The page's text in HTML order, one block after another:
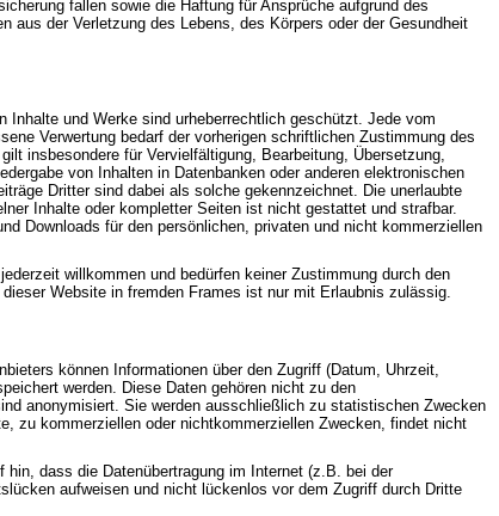
fallen sowie die Haftung für Ansprüche aufgrund des
aus der Verletzung des Lebens, des Körpers oder der Gesundheit
Inhalte und Werke sind urheberrechtlich geschützt. Jede vom
Verwertung bedarf der vorherigen schriftlichen Zustimmung des
insbesondere für Vervielfältigung, Bearbeitung, Übersetzung,
von Inhalten in Datenbanken oder anderen elektronischen
Dritter sind dabei als solche gekennzeichnet. Die unerlaubte
Inhalte oder kompletter Seiten ist nicht gestattet und strafbar.
Downloads für den persönlichen, privaten und nicht kommerziellen
willkommen und bedürfen keiner Zustimmung durch den
Website in fremden Frames ist nur mit Erlaubnis zulässig.
können Informationen über den Zugriff (Datum, Uhrzeit,
werden. Diese Daten gehören nicht zu den
anonymisiert. Sie werden ausschließlich zu statistischen Zwecken
zu kommerziellen oder nichtkommerziellen Zwecken, findet nicht
hin, dass die Datenübertragung im Internet (z.B. bei der
aufweisen und nicht lückenlos vor dem Zugriff durch Dritte